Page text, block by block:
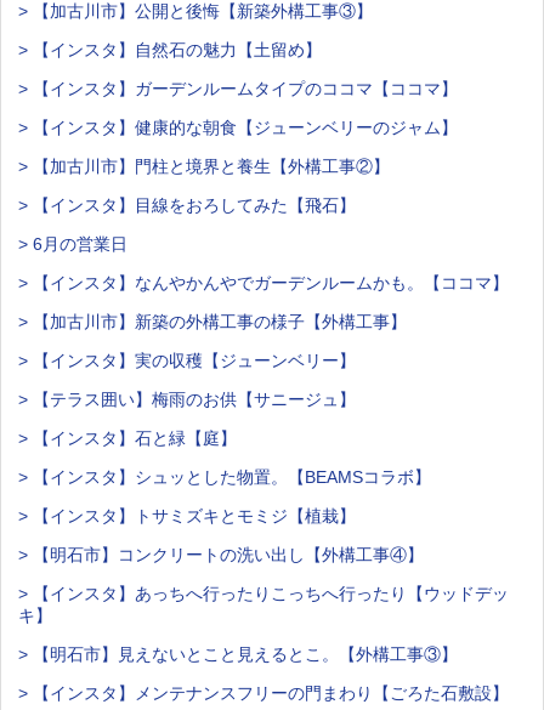
> 【加古川市】公開と後悔【新築外構工事③】
> 【インスタ】自然石の魅力【土留め】
> 【インスタ】ガーデンルームタイプのココマ【ココマ】
> 【インスタ】健康的な朝食【ジューンベリーのジャム】
> 【加古川市】門柱と境界と養生【外構工事②】
> 【インスタ】目線をおろしてみた【飛石】
> 6月の営業日
> 【インスタ】なんやかんやでガーデンルームかも。【ココマ】
> 【加古川市】新築の外構工事の様子【外構工事】
> 【インスタ】実の収穫【ジューンベリー】
> 【テラス囲い】梅雨のお供【サニージュ】
> 【インスタ】石と緑【庭】
> 【インスタ】シュッとした物置。【BEAMSコラボ】
> 【インスタ】トサミズキとモミジ【植栽】
> 【明石市】コンクリートの洗い出し【外構工事④】
> 【インスタ】あっちへ行ったりこっちへ行ったり【ウッドデッ
キ】
> 【明石市】見えないとこと見えるとこ。【外構工事③】
> 【インスタ】メンテナンスフリーの門まわり【ごろた石敷設】